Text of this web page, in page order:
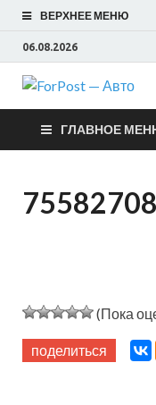
ВЕРХНЕЕ МЕНЮ
06.08.2026
ГЛАВНОЕ
(Пока
поделиться